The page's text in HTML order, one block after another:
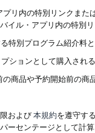
リ内の特別リンクま
イル・アプリ内の特別
特別プログラム紹介料
ションとして購入され
商品や予約開始前の商
および本規約を遵守す
ーセンテージとして計